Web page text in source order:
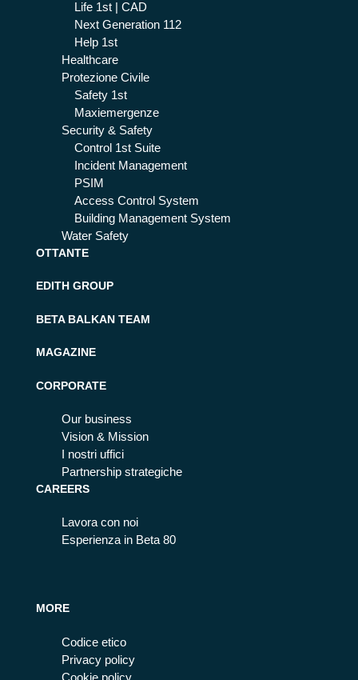
Life 1st | CAD
Next Generation 112
Help 1st
Healthcare
Protezione Civile
Safety 1st
Maxiemergenze
Security & Safety
Control 1st Suite
Incident Management
PSIM
Access Control System
Building Management System
Water Safety
OTTANTE
EDITH GROUP
BETA BALKAN TEAM
MAGAZINE
CORPORATE
Our business
Vision & Mission
I nostri uffici
Partnership strategiche
CAREERS
Lavora con noi
Esperienza in Beta 80
MORE
Codice etico
Privacy policy
Cookie policy